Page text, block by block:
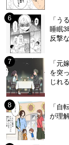
「う
睡眠
反撃
「元
を突
じれ
「自
が理